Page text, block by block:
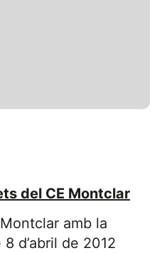
del CE Montclar
amb la
d’abril de 2012